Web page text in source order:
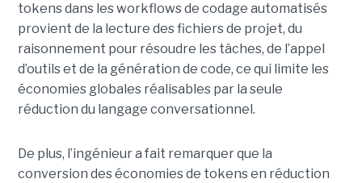
tokens dans les workflows de codage automatisés
provient de la lecture des fichiers de projet, du
raisonnement pour résoudre les tâches, de l’appel
d’outils et de la génération de code, ce qui limite les
économies globales réalisables par la seule
réduction du langage conversationnel.
De plus, l’ingénieur a fait remarquer que la
conversion des économies de tokens en réduction